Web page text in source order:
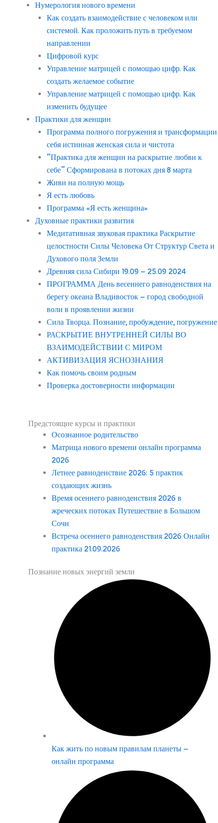
Нумерология нового времени
Как создать взаимодействие с человеком или
системой. Как проложить путь в требуемом
направлении
Цифровой курс
Управление матрицей с помощью цифр. Как
создать желаемое событие
Управление матрицей с помощью цифр. Как
изменить будущее
Практики для женщин
Программа полного погружения и трансформации
себя истинная женская сила и чистота
“Практика для женщин на раскрытие любви к
себе” Сформирована в потоках дня 8 марта
Живи на полную мощь
Я есть любовь
Программа «Я есть женщина»
Духовные практики развития
Медитативная звуковая практика Раскрытие
целостности Силы Человека От Структур Света и
Духового поля Земли
Древняя сила Сибири 19.09 – 25.09 2024
ПРОГРАММА День весеннего равноденствия на
берегу океана Владивосток – город свободной
воли в проявлении жизни
Сила Творца. Познание, пробуждение, погружение
РАСКРЫТИЕ ВНУТРЕННЕЙ СИЛЫ ВО
ВЗАИМОДЕЙСТВИИ С МИРОМ
АКТИВИЗАЦИЯ ЯСНОЗНАНИЯ
Как помочь своим родным
Проверка достоверности информации
Предстоящие курсы и практики
Осознанное родительство
Матрица нового времени онлайн программа
2026
Летнее равноденствие 2026: 5 практик
создающих жизнь
Время осеннего равноденствия 2026 в
жреческих потоках Путешествие в Большом
Сочи
Встреча осеннего равноденствия 2026 Онлайн
практика 21.09.2026
Познание новых энергий земли
Как жить по новым правилам планеты –
онлайн программа